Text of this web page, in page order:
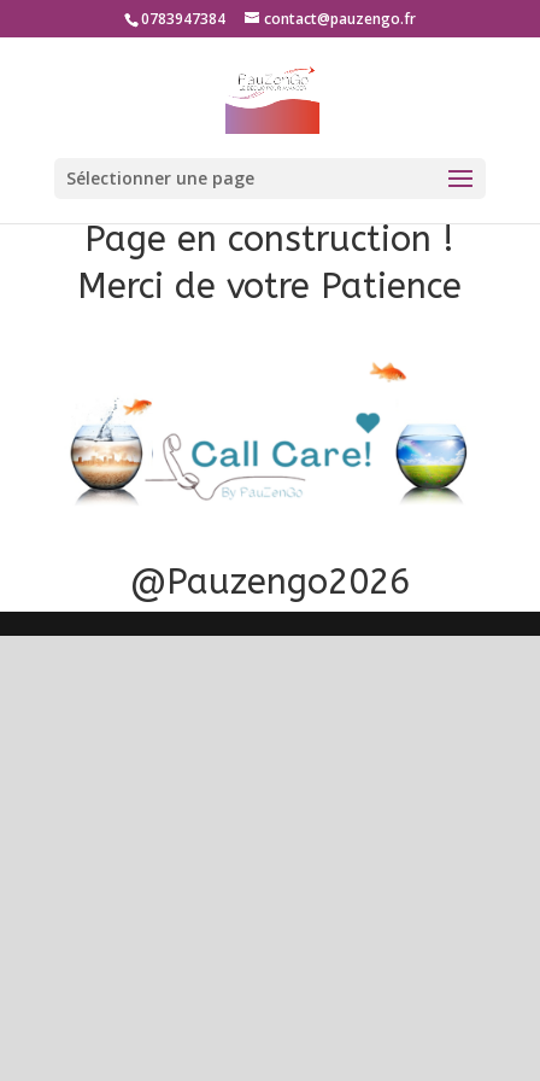
0783947384 contact@pauzengo.fr
Sélectionner une page
Page en construction !
Merci de votre Patience
@Pauzengo2026